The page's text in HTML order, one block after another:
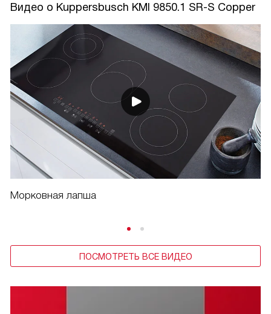
Видео о Kuppersbusch KMI 9850.1 SR-S Copper
Морковная лапша
ПОСМОТРЕТЬ ВСЕ ВИДЕО